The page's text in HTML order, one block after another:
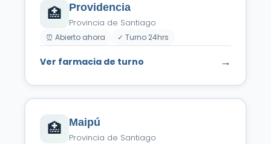
🏥 Providencia
Provincia de Santiago
⏰ Abierto ahora ✓ Turno 24hrs
Ver farmacia de turno →
🏥 Maipú
Provincia de Santiago